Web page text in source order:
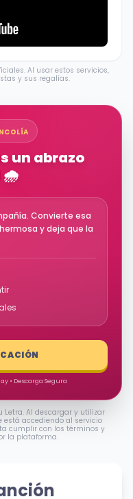
Al usar estos servicios,
y sus regalías.
un abrazo
🌧️
Convierte esa
y deja que la
• Descarga Segura
Letra. Al descargar y utilizar
está accediendo al servicio
cumplir con los términos y
la plataforma.